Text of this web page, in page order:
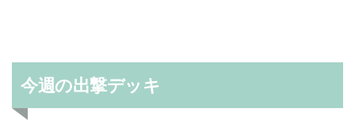
今週の出撃デッキ